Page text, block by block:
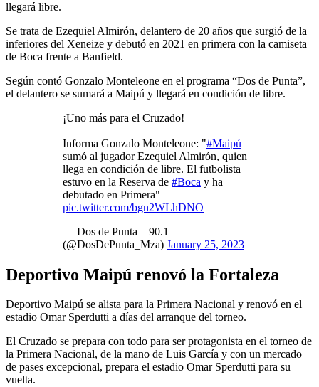
llegará libre.
Se trata de Ezequiel Almirón, delantero de 20 años que surgió de la
inferiores del Xeneize y debutó en 2021 en primera con la camiseta
de Boca frente a Banfield.
Según contó Gonzalo Monteleone en el programa “Dos de Punta”,
el delantero se sumará a Maipú y llegará en condición de libre.
¡Uno más para el Cruzado!
Informa Gonzalo Monteleone: "#Maipú
sumó al jugador Ezequiel Almirón, quien
llega en condición de libre. El futbolista
estuvo en la Reserva de #Boca y ha
debutado en Primera"
pic.twitter.com/bgn2WLhDNO
— Dos de Punta – 90.1
(@DosDePunta_Mza) January 25, 2023
Deportivo Maipú renovó la Fortaleza
Deportivo Maipú se alista para la Primera Nacional y renovó en el
estadio Omar Sperdutti a días del arranque del torneo.
El Cruzado se prepara con todo para ser protagonista en el torneo de
la Primera Nacional, de la mano de Luis García y con un mercado
de pases excepcional, prepara el estadio Omar Sperdutti para su
vuelta.